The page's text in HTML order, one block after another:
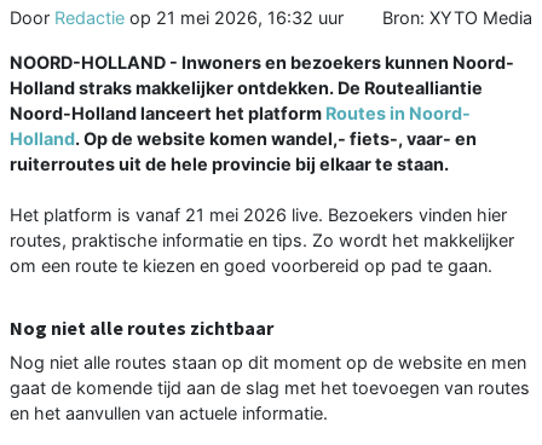
Door Redactie op 21 mei 2026, 16:32 uur Bron: XYTO Media
NOORD-HOLLAND - Inwoners en bezoekers kunnen Noord-
Holland straks makkelijker ontdekken. De Routealliantie
Noord-Holland lanceert het platform Routes in Noord-
Holland. Op de website komen wandel,- fiets-, vaar- en
ruiterroutes uit de hele provincie bij elkaar te staan.
Het platform is vanaf 21 mei 2026 live. Bezoekers vinden hier
routes, praktische informatie en tips. Zo wordt het makkelijker
om een route te kiezen en goed voorbereid op pad te gaan.
Nog niet alle routes zichtbaar
Nog niet alle routes staan op dit moment op de website en men
gaat de komende tijd aan de slag met het toevoegen van routes
en het aanvullen van actuele informatie.